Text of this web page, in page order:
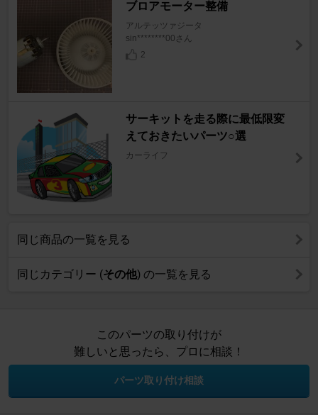
ブロアモーター整備
アルテッツァジータ
sin********00さん
2
サーキットを走る際に最低限変
えておきたいパーツ○選
カーライフ
同じ商品の一覧を見る
同じカテゴリー (その他) の一覧を見る
このパーツの取り付けが
難しいと思ったら、プロに相談！
パーツ取り付け相談